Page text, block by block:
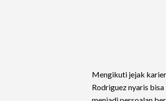
Mengikuti jejak karier
Rodriguez nyaris